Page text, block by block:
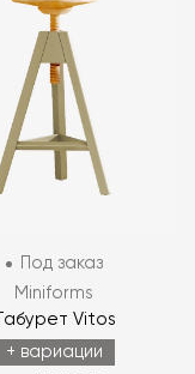
Под заказ
Miniforms
Табурет Vitos
+ вариации